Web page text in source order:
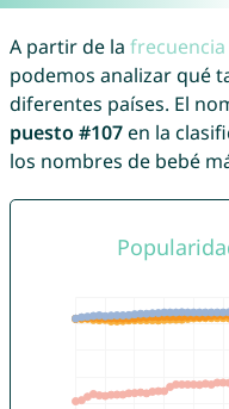
A partir de la
podemos analizar qué
diferentes países. El
puesto #107en la
los nombres de bebé